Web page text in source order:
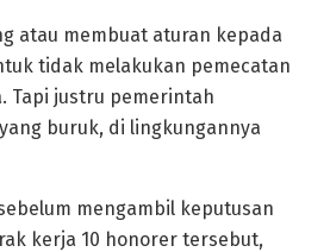
atau membuat aturan kepada
tidak melakukan pemecatan
Tapi justru pemerintah
buruk, di lingkungannya
mengambil keputusan
kerja 10 honorer tersebut,